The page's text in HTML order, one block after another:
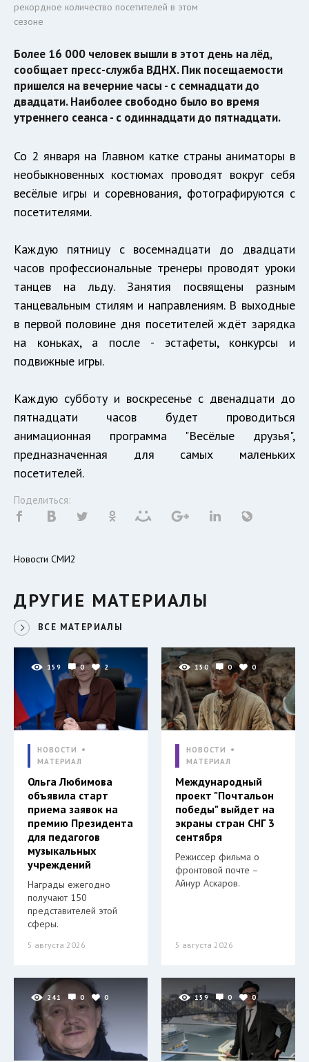
рекордное количество посетителей в этом
сезоне
Более 16 000 человек вышли в этот день на лёд,
сообщает пресс-служба ВДНХ. Пик посещаемости
пришелся на вечерние часы - с семнадцати до
двадцати. Наиболее свободно было во время
утреннего сеанса - с одиннадцати до пятнадцати.
Со 2 января на Главном катке страны аниматоры в
необыкновенных костюмах проводят вокруг себя
весёлые игры и соревнования, фотографируются с
посетителями.
Каждую пятницу с восемнадцати до двадцати
часов профессиональные тренеры проводят уроки
танцев на льду. Занятия посвящены разным
танцевальным стилям и направлениям. В выходные
в первой половине дня посетителей ждёт зарядка
на коньках, а после - эстафеты, конкурсы и
подвижные игры.
Каждую субботу и воскресенье с двенадцати до
пятнадцати часов будет проводиться
анимационная программа "Весёлые друзья",
предназначенная для самых маленьких
посетителей.
Поделиться:
Новости СМИ2
ДРУГИЕ МАТЕРИАЛЫ
ВСЕ МАТЕРИАЛЫ
159 0 2
НОВОСТИ
МАТЕРИАЛ
Ольга Любимова
объявила старт
приема заявок на
премию Президента
для педагогов
музыкальных
учреждений
Награды ежегодно
получают 150
представителей этой
сферы.
5 августа 2026
150 0 0
НОВОСТИ
МАТЕРИАЛ
Международный
проект "Почтальон
победы" выйдет на
экраны стран СНГ 3
сентября
Режиссер фильма о
фронтовой почте –
Айнур Аскаров.
5 августа 2026
241 0 0 159 0 0